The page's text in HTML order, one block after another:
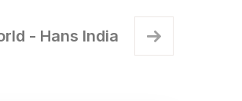
- Hans India